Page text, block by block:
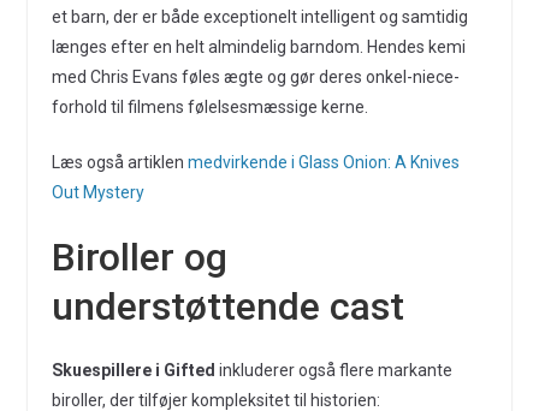
et barn, der er både exceptionelt intelligent og samtidig
længes efter en helt almindelig barndom. Hendes kemi
med Chris Evans føles ægte og gør deres onkel-niece-
forhold til filmens følelsesmæssige kerne.
Læs også artiklen medvirkende i Glass Onion: A Knives
Out Mystery
Biroller og
understøttende cast
Skuespillere i Gifted inkluderer også flere markante
biroller, der tilføjer kompleksitet til historien: